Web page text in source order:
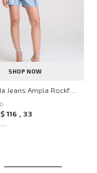
SHOP NOW
Bermuda Jeans Ampla Rockford John John Feminina
116 , 33